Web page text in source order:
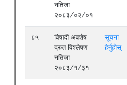
नतिजा
२०८३/०२/०१
८५
विषादी अवशेष
द्रुत विश्लेषण
नतिजा
२०८३/१/३१
सूचना
हेर्नुहोस्